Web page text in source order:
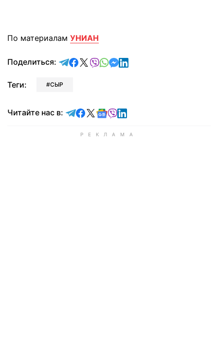
По материалам УНИАН
Поделиться: отправить в Telegram
поделиться в Facebook
поделиться в X
отправить в Viber
отправить в Whatsapp
отправить в Messenger
отправить в LinkedIn
Теги: СЫР
Читайте нас в: Читайте в Telegram
Читайте в Facebook
Читайте в X
Читайте в Google news
Читайте в Viber
Читайте в LinkedIn